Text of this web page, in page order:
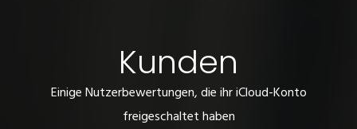
Kunden
Einige Nutzerbewertungen, die ihr iCloud-Konto
freigeschaltet haben